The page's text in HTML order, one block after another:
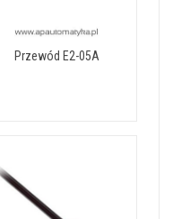
Przewód E2-05A